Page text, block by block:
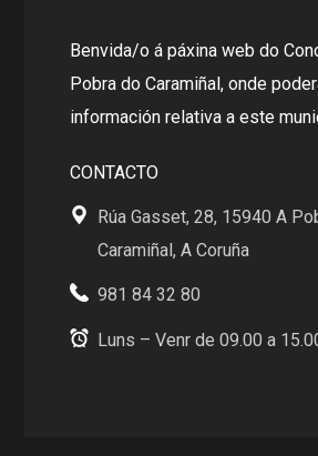
Benvida/o á páxina web do
Pobra do Caramiñal, onde
información relativa a este
CONTACTO
Rúa Gasset, 28, 15940 A
Caramiñal, A Coruña
981 84 32 80
Luns – Venr de 09.00 a